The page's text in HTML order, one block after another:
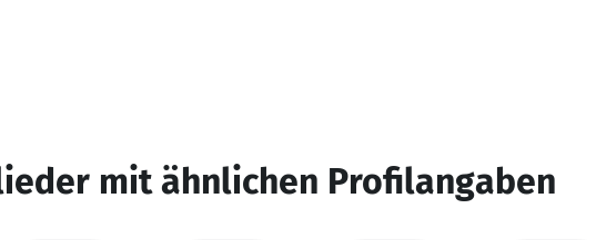
mit ähnlichen Profilangaben